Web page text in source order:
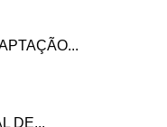
DE...